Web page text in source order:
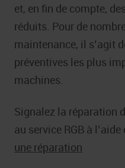
et, en fin de compte,
réduits. Pour de
maintenance, il s’agit
préventives les plus
machines.
Signalez la réparation
au service RGB à
une réparation